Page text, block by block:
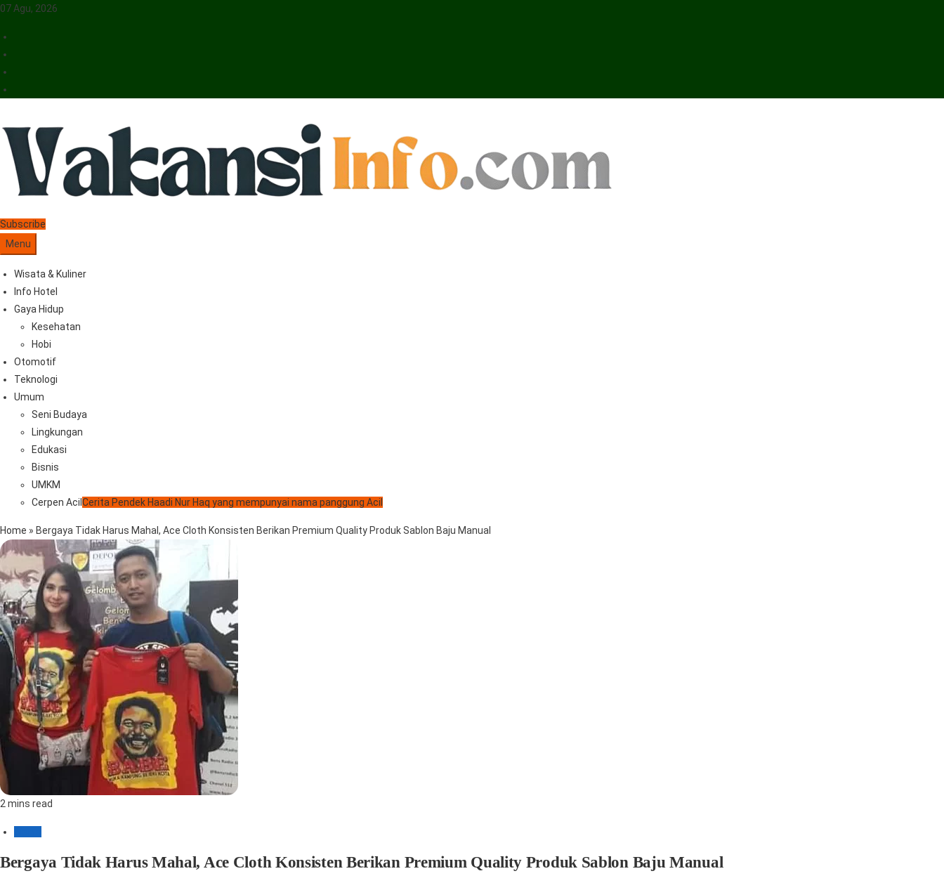
07 Agu, 2026
Vakansiinfo
Menyajikan Berita Serta Informasi Seputar Pariwisata Dan Hotel
Subscribe
Menu
Wisata & Kuliner
Info Hotel
Gaya Hidup
Kesehatan
Hobi
Otomotif
Teknologi
Umum
Seni Budaya
Lingkungan
Edukasi
Bisnis
UMKM
Cerpen Acil Cerita Pendek Haadi Nur Haq yang mempunyai nama panggung Acil
Home » Bergaya Tidak Harus Mahal, Ace Cloth Konsisten Berikan Premium Quality Produk Sablon Baju Manual
2 mins read
Bergaya Tidak Harus Mahal, Ace Cloth Konsisten Berikan Premium Quality Produk Sablon Baju Manual